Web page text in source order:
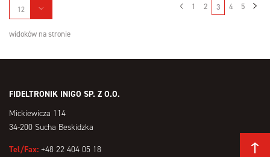
12
widoków na stronie
1 2 3 4 5
FIDELTRONIK INIGO SP. Z O.O.
Mickiewicza 114
34-200 Sucha Beskidzka
Tel/Fax: +48 22 404 05 18